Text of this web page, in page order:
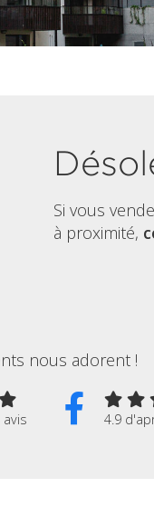
Si vous
à proximité,
nous adorent !
4.9